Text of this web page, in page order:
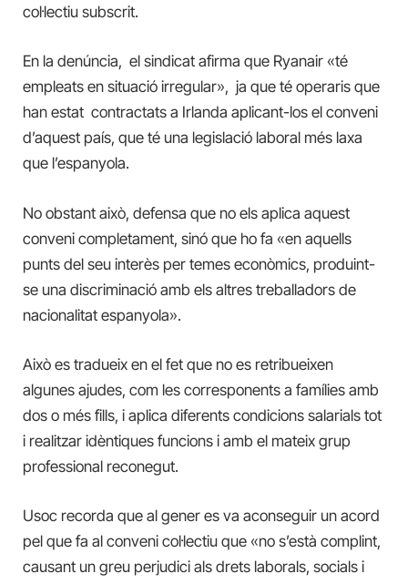
col·lectiu subscrit.
En la denúncia, el sindicat afirma que Ryanair «té
empleats en situació irregular», ja que té operaris que
han estat contractats a Irlanda aplicant-los el conveni
d’aquest país, que té una legislació laboral més laxa
que l’espanyola.
No obstant això, defensa que no els aplica aquest
conveni completament, sinó que ho fa «en aquells
punts del seu interès per temes econòmics, produint-
se una discriminació amb els altres treballadors de
nacionalitat espanyola».
Això es tradueix en el fet que no es retribueixen
algunes ajudes, com les corresponents a famílies amb
dos o més fills, i aplica diferents condicions salarials tot
i realitzar idèntiques funcions i amb el mateix grup
professional reconegut.
Usoc recorda que al gener es va aconseguir un acord
pel que fa al conveni col·lectiu que «no s’està complint,
causant un greu perjudici als drets laborals, socials i